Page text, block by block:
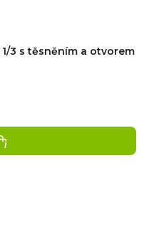
3 s těsněním a otvorem